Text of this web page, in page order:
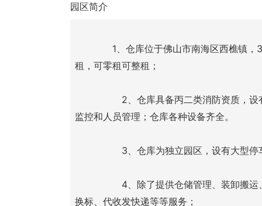
园区简介
1、仓库位于佛山市南海区西樵镇
租，可零租可整租；
监控和人员管理；仓库各种设备齐全。
3、仓库为独立园区，设有大型
换标、代收发快递等等服务；